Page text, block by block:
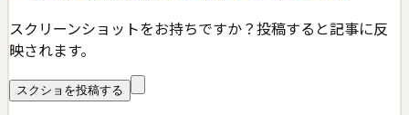
スクリーンショットをお持ちですか？投稿すると記事に反
映されます。
スクショを投稿する